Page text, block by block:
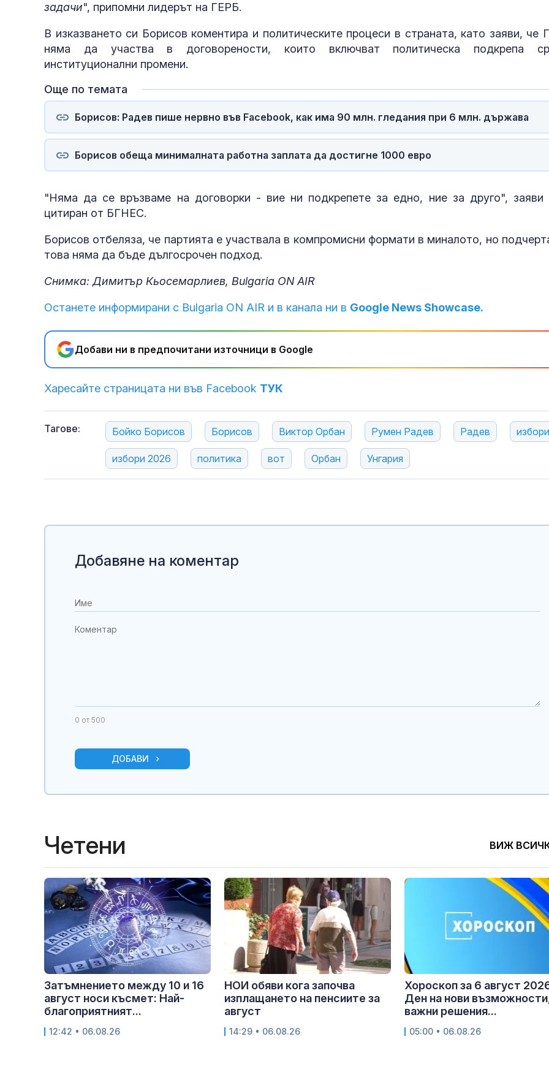
задачи", припомни лидерът на ГЕРБ.
В изказването си Борисов коментира и политическите процеси в страната, като заяви, че
няма да участва в договорености, които включват политическа подкрепа
институционални промени.
Още по темата
Борисов: Радев пише нервно във Facebook, как има 90 млн. гледания при 6 млн. държава
Борисов обеща минималната работна заплата да достигне 1000 евро
"Няма да се връзваме на договорки - вие ни подкрепете за едно, ние за друго", заяви
цитиран от БГНЕС.
Борисов отбеляза, че партията е участвала в компромисни формати в миналото, но
това няма да бъде дългосрочен подход.
Снимка: Димитър Кьосемарлиев, Bulgaria ON AIR
Останете информирани с Bulgaria ON AIR и в канала ни в Google News Showcase.
Добави ни в предпочитани източници в Google
Харесайте страницата ни във Facebook ТУК
Тагове: Бойко Борисов Борисов Виктор Орбан Румен Радев Радев избори
избори 2026 политика вот Орбан Унгария
Добавяне на коментар
0 от 500
ДОБАВИ
Четени ВИЖ
Затъмнението между 10 и 16
август носи късмет: Най-
благоприятният...
12:42 • 06.08.26
НОИ обяви кога започва
изплащането на пенсиите за
август
14:29 • 06.08.26
Хороскоп за 6 август
Ден на нови
важни решения...
05:00 • 06.08.26